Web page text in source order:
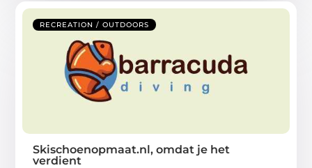
RECREATION / OUTDOORS
Skischoenopmaat.nl, omdat je het
verdient